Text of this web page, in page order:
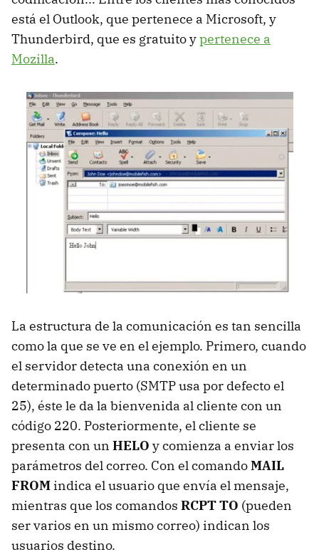
está el Outlook, que pertenece a Microsoft, y
Thunderbird, que es gratuito ypertenece a
Mozilla.
La estructura de la comunicación es tan sencilla
como la que se ve en el ejemplo. Primero, cuando
el servidor detecta una conexión en un
determinado puerto (SMTP usa por defecto el
25), éste le da la bienvenida al cliente con un
código 220. Posteriormente, el cliente se
presenta con un HELO y comienza a enviar los
parámetros del correo. Con el comandoMAIL
FROM indica el usuario que envía el mensaje,
mientras que los comandos RCPT TO (pueden
ser varios en un mismo correo) indican los
usuarios destino.